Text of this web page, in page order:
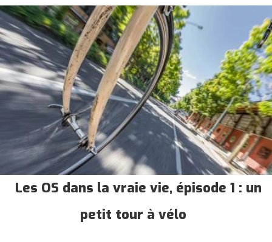
Les OS dans la vraie vie, épisode 1 : un
petit tour à vélo